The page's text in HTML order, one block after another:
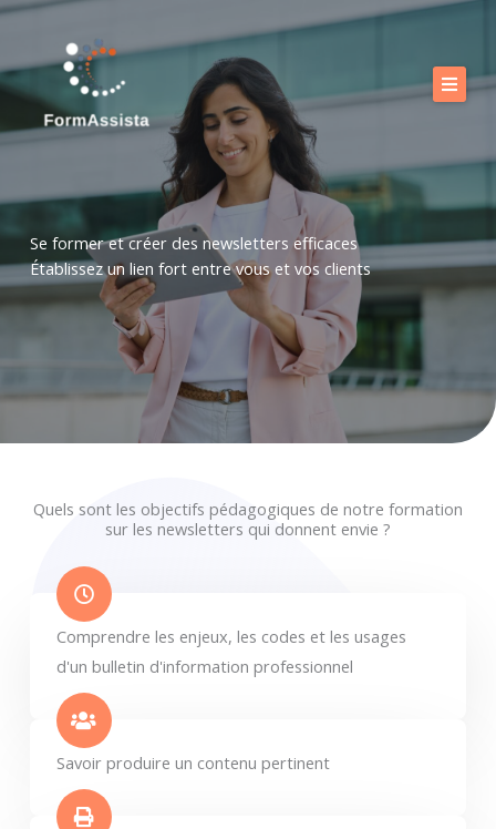
Aller
contenu
Calendrier
Nos formations
Vous accompagner
Boutique
Blog
Contact
Se former et créer des newsletters efficaces
Établissez un lien fort entre vous et vos clients
Quels sont les objectifs pédagogiques de notre formation
sur les newsletters qui donnent envie ?
Comprendre les enjeux, les codes et les usages
d'un bulletin d'information professionnel
Savoir produire un contenu pertinent